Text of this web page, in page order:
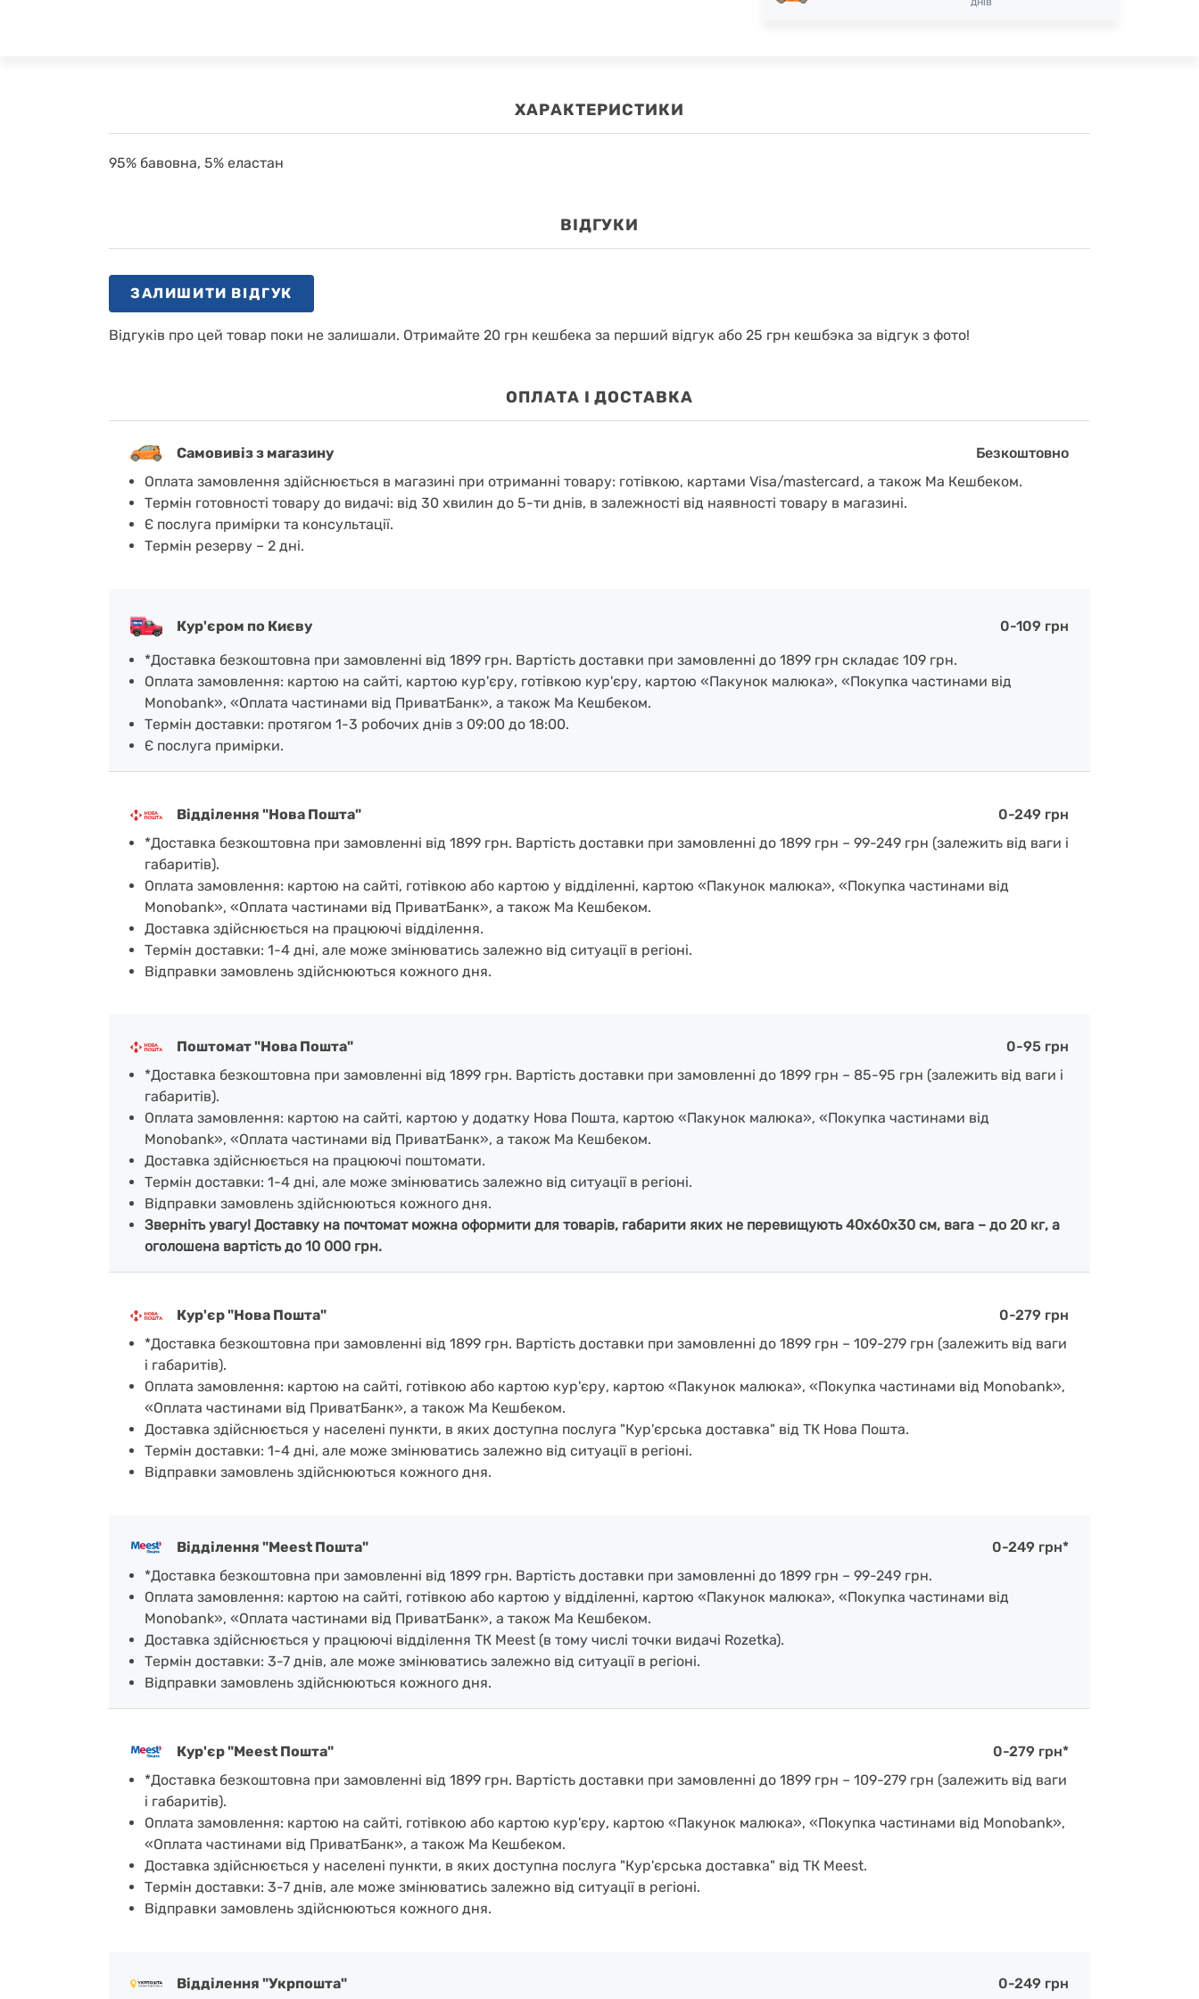
ХАРАКТЕРИСТИКИ
95% бавовна, 5% еластан
ВІДГУКИ
ЗАЛИШИТИ ВІДГУК
Відгуків про цей товар поки не залишали. Отримайте 20 грн кешбека за перший відгук або 25 грн кешбэка за відгук з фото!
OПЛАТА І ДОСТАВКА
Самовивіз з магазину
Безкоштовно
Оплата замовлення здійснюється в магазині при отриманні товару: готівкою, картами Visa/mastercard, а також Ма Кешбеком.
Термін готовності товару до видачі: від 30 хвилин до 5-ти днів, в залежності від наявності товару в магазині.
Є послуга примірки та консультації.
Термін резерву – 2 дні.
Кур'єром по Києву
0-109 грн
*Доставка безкоштовна при замовленні від 1899 грн. Вартість доставки при замовленні до 1899 грн складає 109 грн.
Оплата замовлення: картою на сайті, картою кур'єру, готівкою кур'єру, картою «Пакунок малюка», «Покупка частинами від
Monobank», «Оплата частинами від ПриватБанк», а також Ма Кешбеком.
Термін доставки: протягом 1-3 робочих днів з 09:00 до 18:00.
Є послуга примірки.
Відділення "Нова Пошта"
0-249 грн
*Доставка безкоштовна при замовленні від 1899 грн. Вартість доставки при замовленні до 1899 грн – 99-249 грн (залежить від ваги і
габаритів).
Оплата замовлення: картою на сайті, готівкою або картою у відділенні, картою «Пакунок малюка», «Покупка частинами від
Monobank», «Оплата частинами від ПриватБанк», а також Ма Кешбеком.
Доставка здійснюється на працюючі відділення.
Термін доставки: 1-4 дні, але може змінюватись залежно від ситуації в регіоні.
Відправки замовлень здійснюються кожного дня.
Поштомат "Нова Пошта"
0-95 грн
*Доставка безкоштовна при замовленні від 1899 грн. Вартість доставки при замовленні до 1899 грн – 85-95 грн (залежить від ваги і
габаритів).
Оплата замовлення: картою на сайті, картою у додатку Нова Пошта, картою «Пакунок малюка», «Покупка частинами від
Monobank», «Оплата частинами від ПриватБанк», а також Ма Кешбеком.
Доставка здійснюється на працюючі поштомати.
Термін доставки: 1-4 дні, але може змінюватись залежно від ситуації в регіоні.
Відправки замовлень здійснюються кожного дня.
Зверніть увагу! Доставку на почтомат можна оформити для товарів, габарити яких не перевищують 40х60х30 см, вага – до 20 кг, а
оголошена вартість до 10 000 грн.
Кур'єр "Нова Пошта"
0-279 грн
*Доставка безкоштовна при замовленні від 1899 грн. Вартість доставки при замовленні до 1899 грн – 109-279 грн (залежить від ваги
і габаритів).
Оплата замовлення: картою на сайті, готівкою або картою кур'єру, картою «Пакунок малюка», «Покупка частинами від Monobank»,
«Оплата частинами від ПриватБанк», а також Ма Кешбеком.
Доставка здійснюється у населені пункти, в яких доступна послуга "Кур'єрська доставка" від ТК Нова Пошта.
Термін доставки: 1-4 дні, але може змінюватись залежно від ситуації в регіоні.
Відправки замовлень здійснюються кожного дня.
Відділення "Meest Пошта"
0-249 грн*
*Доставка безкоштовна при замовленні від 1899 грн. Вартість доставки при замовленні до 1899 грн – 99-249 грн.
Оплата замовлення: картою на сайті, готівкою або картою у відділенні, картою «Пакунок малюка», «Покупка частинами від
Monobank», «Оплата частинами від ПриватБанк», а також Ма Кешбеком.
Доставка здійснюється у працюючі відділення ТК Meest (в тому числі точки видачі Rozetka).
Термін доставки: 3-7 днів, але може змінюватись залежно від ситуації в регіоні.
Відправки замовлень здійснюються кожного дня.
Кур'єр "Meest Пошта"
0-279 грн*
*Доставка безкоштовна при замовленні від 1899 грн. Вартість доставки при замовленні до 1899 грн – 109-279 грн (залежить від ваги
і габаритів).
Оплата замовлення: картою на сайті, готівкою або картою кур'єру, картою «Пакунок малюка», «Покупка частинами від Monobank»,
«Оплата частинами від ПриватБанк», а також Ма Кешбеком.
Доставка здійснюється у населені пункти, в яких доступна послуга "Кур'єрська доставка" від ТК Meest.
Термін доставки: 3-7 днів, але може змінюватись залежно від ситуації в регіоні.
Відправки замовлень здійснюються кожного дня.
Відділення "Укрпошта" 0-249 грн